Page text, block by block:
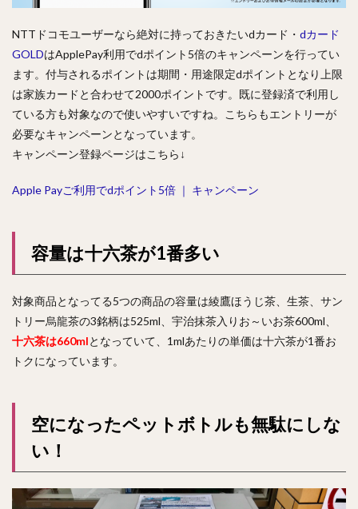
NTTドコモユーザーなら絶対に持っておきたいdカード・ dカード
GOLDはApplePay利用でdポイント5倍のキャンペーンを行ってい
ます。付与されるポイントは期間・用途限定dポイントとなり上限
は家族カードと合わせて2000ポイントです。既に登録済で利用し
ている方も対象なので使いやすいですね。こちらもエントリーが
必要なキャンペーンとなっています。
キャンペーン登録ページはこちら↓
Apple Payご利用でdポイント5倍 ｜ キャンペーン
容量は十六茶が1番多い
対象商品となってる5つの商品の容量は綾鷹ほうじ茶、生茶、サン
トリー烏龍茶の3銘柄は525ml、宇治抹茶入りお～いお茶600ml、
十六茶は660mlとなっていて、1mlあたりの単価は十六茶が1番お
トクになっています。
空になったペットボトルも無駄にしな
い！